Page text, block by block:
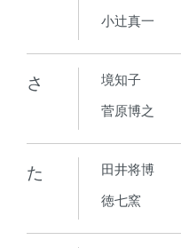
小辻真一
さ 境知子
菅原博之
た 田井将博
徳七窯